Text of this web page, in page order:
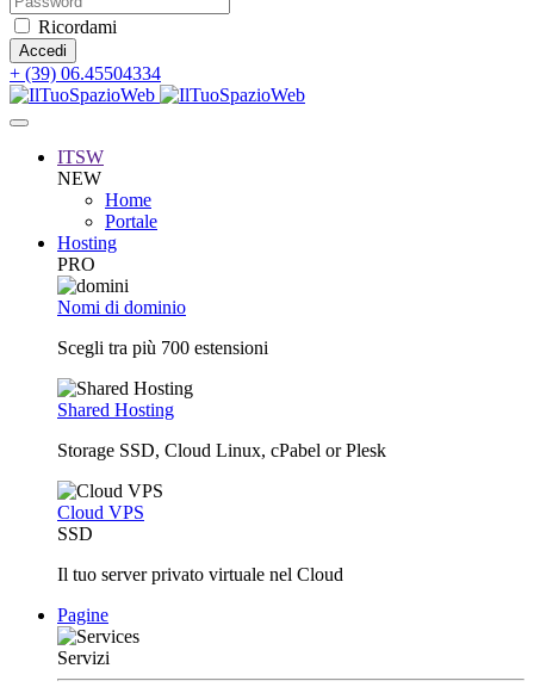
Ricordami
+ (39) 06.45504334
ITSW
NEW
Home
Portale
Hosting
PRO
Nomi di dominio
Scegli tra più 700 estensioni
Shared Hosting
Storage SSD, Cloud Linux, cPabel or Plesk
Cloud VPS
SSD
Il tuo server privato virtuale nel Cloud
Pagine
Servizi